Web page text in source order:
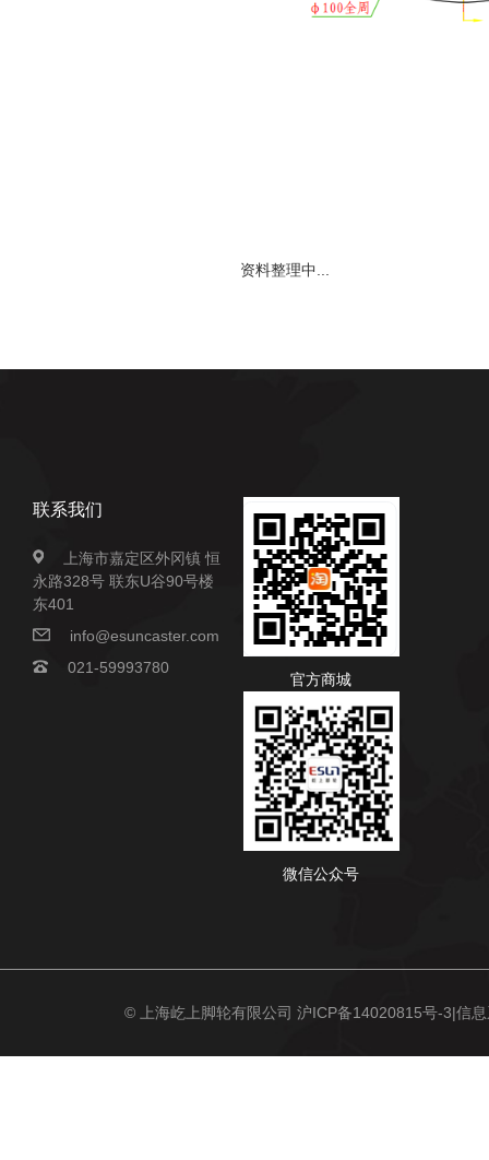
资料整理中...
联系我们
上海市嘉定区外冈镇 恒
永路328号 联东U谷90号楼
东401
info@esuncaster.com
021-59993780
官方商城
微信公众号
© 上海屹上脚轮有限公司 沪ICP备14020815号-3|信